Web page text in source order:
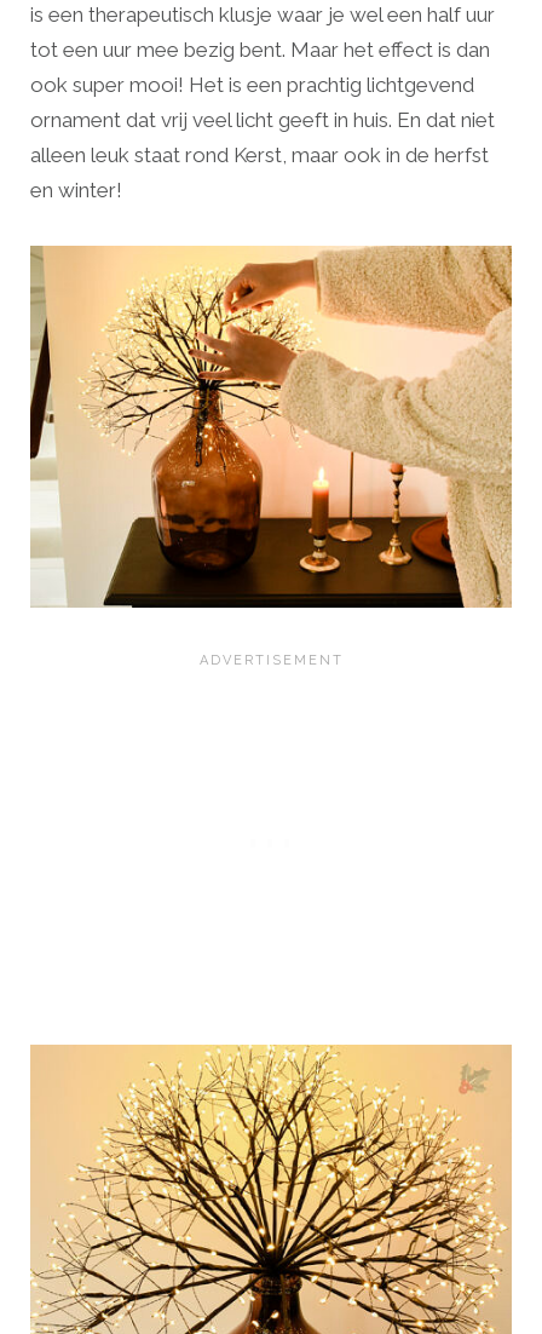
is een therapeutisch klusje waar je wel een half uur
tot een uur mee bezig bent. Maar het effect is dan
ook super mooi! Het is een prachtig lichtgevend
ornament dat vrij veel licht geeft in huis. En dat niet
alleen leuk staat rond Kerst, maar ook in de herfst
en winter!